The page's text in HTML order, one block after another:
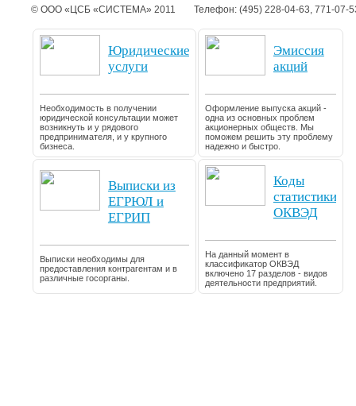
© ООО «ЦСБ «СИСТЕМА» 2011 Телефон: (495) 228-04-63, 771-07-
Юридические
услуги
Необходимость в получении
юридической консультации может
возникнуть и у рядового
предпринимателя, и у крупного
бизнеса.
Эмиссия
акций
Оформление выпуска акций -
одна из основных проблем
акционерных обществ. Мы
поможем решить эту проблему
надежно и быстро.
Выписки из
ЕГРЮЛ и
ЕГРИП
Выписки необходимы для
предоставления контрагентам и в
различные госорганы.
Коды
статистики
ОКВЭД
На данный момент в
классификатор ОКВЭД
включено 17 разделов - видов
деятельности предприятий.